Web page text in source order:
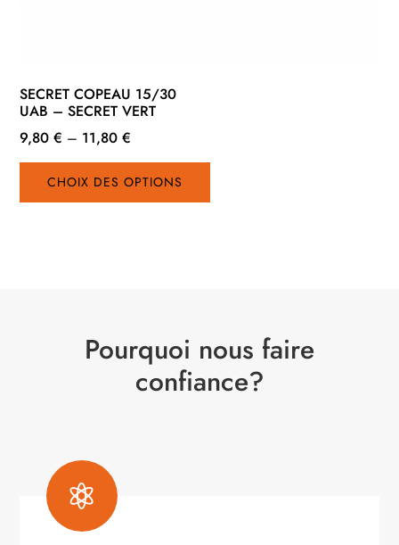
SECRET COPEAU 15/30
UAB – SECRET VERT
9,80€ – 11,80€
CHOIX DES OPTIONS
Ce
a
être
choisies
sur
Pourquoi nous faire
confiance?
